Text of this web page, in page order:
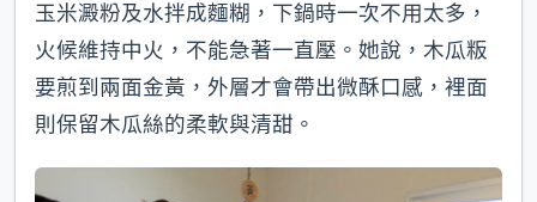
玉米澱粉及水拌成麵糊，下鍋時一次不用太多，
火候維持中火，不能急著一直壓。她說，木瓜粄
要煎到兩面金黃，外層才會帶出微酥口感，裡面
則保留木瓜絲的柔軟與清甜。